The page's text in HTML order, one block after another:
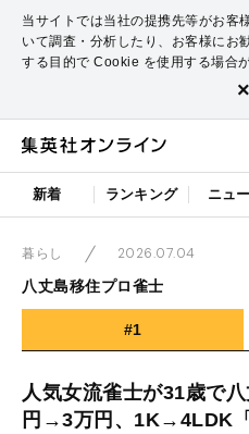
当サイトでは当社の提携先等がお客
いて調査・分析したり、お客様にお
する目的で Cookie を使用する場合が
×
新着 ランキング ニュ
暮らし
2026.07.04
八丈島移住プロ雀士
#1
人気女流雀士が31歳で
円→3万円、1K→4LDK